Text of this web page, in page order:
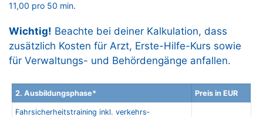
11,00 pro 50 min.
Wichtig! Beachte bei deiner Kalkulation, dass
zusätzlich Kosten für Arzt, Erste-Hilfe-Kurs sowie
für Verwaltungs- und Behördengänge anfallen.
2. Ausbildungsphase* Preis in EUR
Fahrsicherheitstraining inkl. verkehrs­